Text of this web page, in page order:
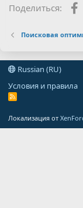
Поделиться:
Поисковая
Russian (RU)
Условия и правила
R
Локализация от